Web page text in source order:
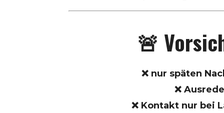
🚨
❌ nur späten
❌
❌ Kontakt nur bei